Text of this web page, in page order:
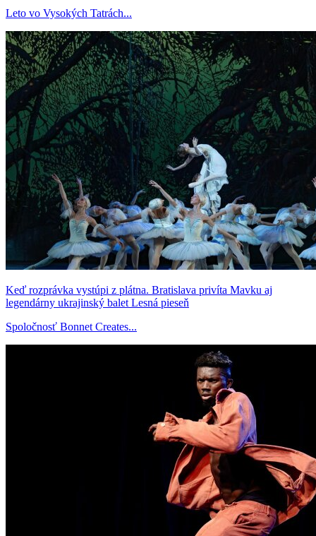
Leto vo Vysokých Tatrách...
Keď rozprávka vystúpi z plátna. Bratislava privíta Mavku aj
legendárny ukrajinský balet Lesná pieseň
Spoločnosť Bonnet Creates...